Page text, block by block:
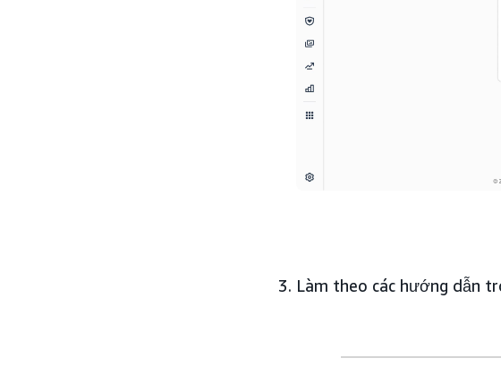
Làm theo các hướng dẫn